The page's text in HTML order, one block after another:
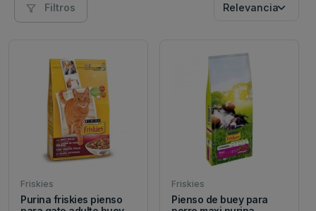
Filtros
Friskies
Purina friskies pienso
Friskies
Pienso de buey para